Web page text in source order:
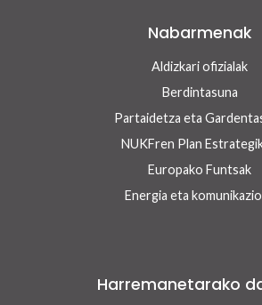
Nabarmenak
Aldizkari ofizialak
Berdintasuna
Partaidetza eta
NUKFren Plan
Europako Funtsak
Energia eta
Harremanetarako